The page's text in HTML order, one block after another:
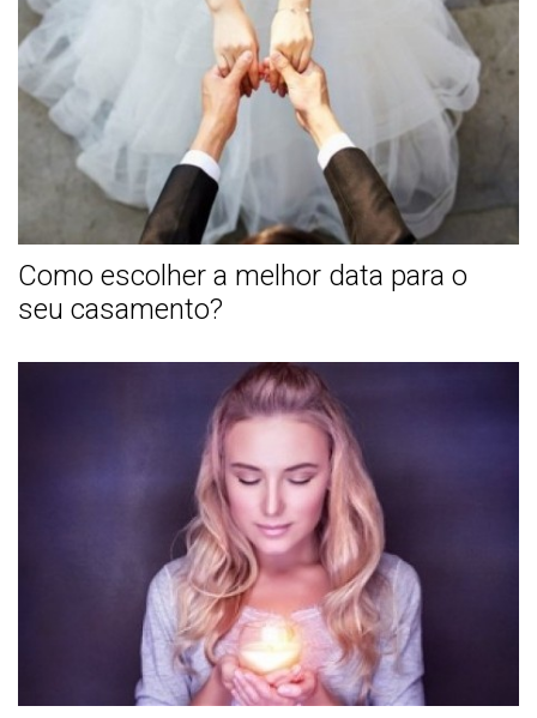
Como escolher a melhor data para o
seu casamento?